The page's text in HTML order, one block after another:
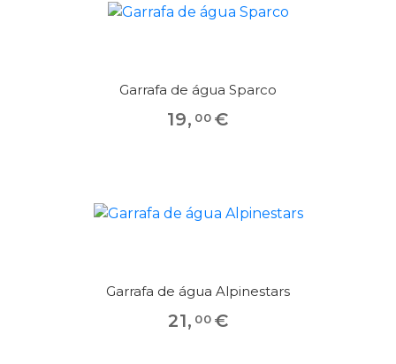
Garrafa de água Sparco
19, 00 €
Garrafa de água Alpinestars
21, 00 €